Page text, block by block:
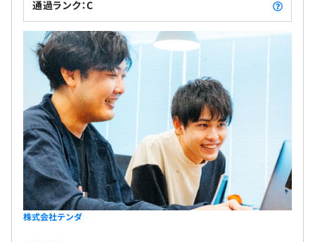
通過ランク：C
株式会社テンダ